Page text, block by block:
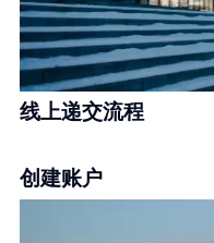
线上递交流程
创建账户